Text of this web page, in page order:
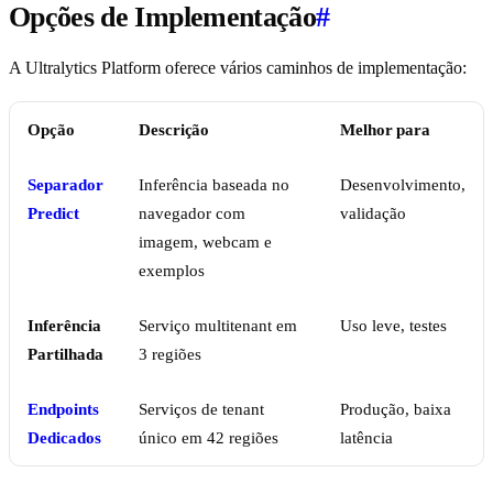
Opções de Implementação#
A Ultralytics Platform oferece vários caminhos de implementação:
Opção Descrição Melhor para
Separador
Predict
Inferência baseada no
navegador com
imagem, webcam e
exemplos
Desenvolvimento,
validação
Inferência
Partilhada
Serviço multitenant em
3 regiões
Uso leve, testes
Endpoints
Dedicados
Serviços de tenant
único em 42 regiões
Produção, baixa
latência